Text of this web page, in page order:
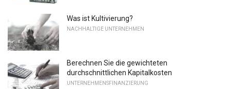
Was ist Kultivierung?
NACHHALTIGE UNTERNEHMEN
Berechnen Sie die gewichteten
durchschnittlichen Kapitalkosten
UNTERNEHMENSFINANZIERUNG